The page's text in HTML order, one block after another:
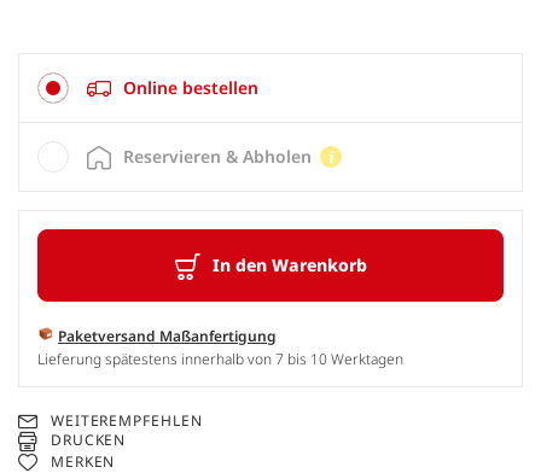
Online bestellen
In den Warenkorb
Paketversand Maßanfertigung
Lieferung spätestens innerhalb von 7 bis 10 Werktagen
Reservieren & Abholen
WEITEREMPFEHLEN
DRUCKEN
MERKEN